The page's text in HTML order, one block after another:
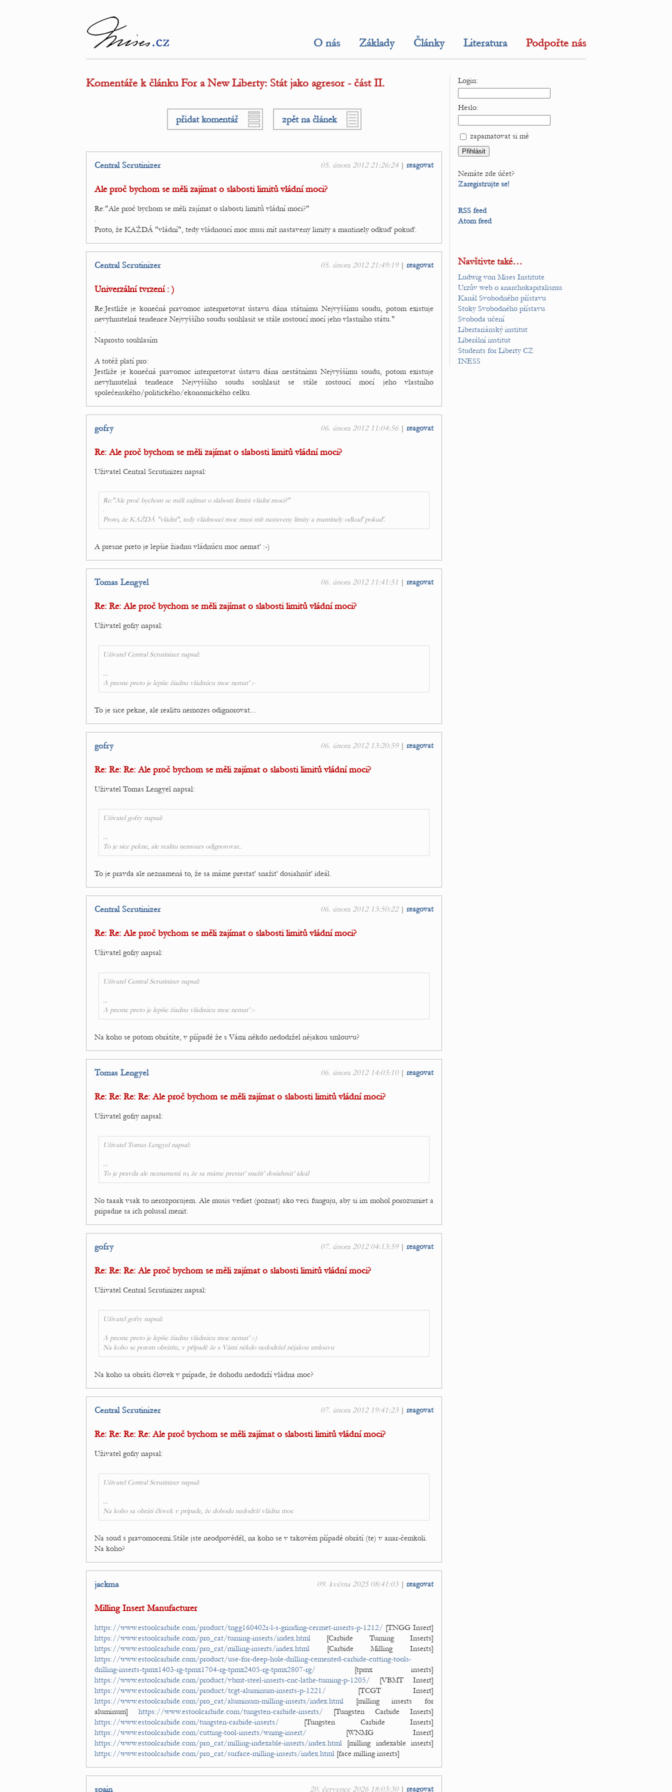
O nás Základy Články Literatura Podpořte nás
Komentáře k článku For a New Liberty: Stát jako agresor - část II.
přidat komentář zpět na článek
05. února 2012 21:26:24 | reagovat
Central Scrutinizer
Ale proč bychom se měli zajímat o slabosti limitů vládní moci?
Re:"Ale proč bychom se měli zajímat o slabosti limitů vládní moci?"
.
Proto, že KAŽDÁ "vládní", tedy vládnoucí moc musi mít nastaveny limity a mantinely odkuď pokuď.
05. února 2012 21:49:19| reagovat
Central Scrutinizer
Univerzální tvrzení : )
Re:Jestliže je konečná pravomoc interpretovat ústavu dána státnímu Nejvyššímu soudu, potom existuje
nevyhnutelná tendence Nejvyššího soudu souhlasit se stále rostoucí mocí jeho vlastního státu."
.
Naprosto souhlasím
A totéž platí pro:
Jestliže je konečná pravomoc interpretovat ústavu dána nestátnímu Nejvyššímu soudu, potom existuje
nevyhnutelná tendence Nejvyššího soudu souhlasit se stále rostoucí mocí jeho vlastního
společenského/politického/ekonomického celku.
06. února 2012 11:04:56 | reagovat
gofry
Re: Ale proč bychom se měli zajímat o slabosti limitů vládní moci?
Uživatel Central Scrutinizer napsal:
Re:"Ale proč bychom se měli zajímat o slabosti limitů vládní moci?"
.
Proto, že KAŽDÁ "vládní", tedy vládnoucí moc musi mít nastaveny limity a mantinely odkuď pokuď.
A presne preto je lepšie žiadnu vládnúcu moc nemať :-)
06. února 2012 11:41:51 | reagovat
Tomas Lengyel
Re: Re: Ale proč bychom se měli zajímat o slabosti limitů vládní moci?
Uživatel gofry napsal:
Uživatel Central Scrutinizer napsal:
...
A presne preto je lepšie žiadnu vládnúcu moc nemať :-
To je sice pekne, ale realitu nemozes odignorovat...
06. února 2012 13:20:59| reagovat
gofry
Re: Re: Re: Ale proč bychom se měli zajímat o slabosti limitů vládní moci?
Uživatel Tomas Lengyel napsal:
Uživatel gofry napsal:
...
To je sice pekne, ale realitu nemozes odignorovat..
To je pravda ale neznamená to, že sa máme prestať snažiť dosiahnúť ideál.
06. února 2012 13:50:22| reagovat
Central Scrutinizer
Re: Re: Ale proč bychom se měli zajímat o slabosti limitů vládní moci?
Uživatel gofry napsal:
Uživatel Central Scrutinizer napsal:
...
A presne preto je lepšie žiadnu vládnúcu moc nemať :-
Na koho se potom obrátíte, v případě že s Vámi někdo nedodržel nějakou smlouvu?
06. února 2012 14:03:10| reagovat
Tomas Lengyel
Re: Re: Re: Re: Ale proč bychom se měli zajímat o slabosti limitů vládní moci?
Uživatel gofry napsal:
Uživatel Tomas Lengyel napsal:
...
To je pravda ale neznamená to, že sa máme prestať snažiť dosiahnúť ideál
No taaak vsak to nerozporujem. Ale musis vediet (poznat) ako veci funguju, aby si im mohol porozumiet a
pripadne sa ich polusal menit.
07. února 2012 04:13:59| reagovat
gofry
Re: Re: Re: Ale proč bychom se měli zajímat o slabosti limitů vládní moci?
Uživatel Central Scrutinizer napsal:
Uživatel gofry napsal:
A presne preto je lepšie žiadnu vládnúcu moc nemať :-)
Na koho se potom obrátíte, v případě že s Vámi někdo nedodržel nějakou smlouvu
Na koho sa obráti človek v prípade, že dohodu nedodrží vládna moc?
07. února 2012 19:41:23 | reagovat
Central Scrutinizer
Re: Re: Re: Re: Ale proč bychom se měli zajímat o slabosti limitů vládní moci?
Uživatel gofry napsal:
Uživatel Central Scrutinizer napsal:
...
Na koho sa obráti človek v prípade, že dohodu nedodrží vládna moc
Na soud s pravomocemi.Stále jste neodpověděl, na koho se v takovém případě obrátí (te) v anar-čemkoli.
Na koho?
09. května 2025 08:41:03 | reagovat
jackma
Milling Insert Manufacturer
https://www.estoolcarbide.com/product/tngg160402r-l-s-grinding-cermet-inserts-p-1212/ [TNGG Insert]
https://www.estoolcarbide.com/pro_cat/turning-inserts/index.html [Carbide Turning Inserts]
https://www.estoolcarbide.com/pro_cat/milling-inserts/index.html [Carbide Milling Inserts]
https://www.estoolcarbide.com/product/use-for-deep-hole-drilling-cemented-carbide-cutting-tools-
drilling-inserts-tpmx1403-rg-tpmx1704-rg-tpmx2405-rg-tpmx2807-rg/ [tpmx inserts]
https://www.estoolcarbide.com/product/vbmt-steel-inserts-cnc-lathe-turning-p-1205/ [VBMT Insert]
https://www.estoolcarbide.com/product/tcgt-aluminum-inserts-p-1221/ [TCGT Insert]
https://www.estoolcarbide.com/pro_cat/aluminum-milling-inserts/index.html [milling inserts for
aluminum] https://www.estoolcarbide.com/tungsten-carbide-inserts/ [Tungsten Carbide Inserts]
https://www.estoolcarbide.com/tungsten-carbide-inserts/ [Tungsten Carbide Inserts]
https://www.estoolcarbide.com/cutting-tool-inserts/wnmg-insert/ [WNMG Insert]
https://www.estoolcarbide.com/pro_cat/milling-indexable-inserts/index.html [milling indexable inserts]
https://www.estoolcarbide.com/pro_cat/surface-milling-inserts/index.html [face milling inserts]
20. července 2026 18:03:30| reagovat
spain
Login:
Heslo:
zapamatovat si mě
Nemáte zde účet?
Zaregistrujte se!
RSS feed
Atom feed
Navštivte také…
Ludwig von Mises Institute
Urzův web o anarchokapitalismu
Kanál Svobodného přístavu
Stoky Svobodného přístavu
Svoboda učení
Libertariánský institut
Liberální institut
Students for Liberty CZ
INESS